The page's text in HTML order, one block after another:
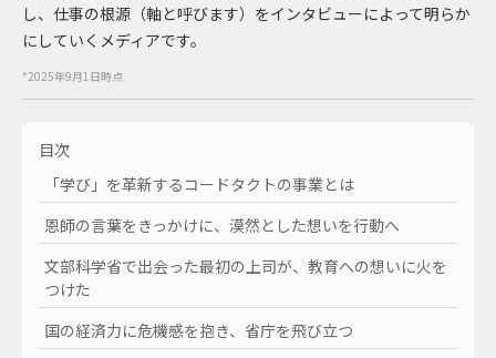
し、仕事の根源（軸と呼びます）をインタビューによって明らか
にしていくメディアです。
*2025年9月1日時点
目次
「学び」を革新するコードタクトの事業とは
恩師の言葉をきっかけに、漠然とした想いを行動へ
文部科学省で出会った最初の上司が、教育への想いに火を
つけた
国の経済力に危機感を抱き、省庁を飛び立つ